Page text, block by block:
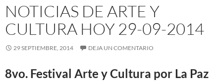
NOTICIAS DE ARTE Y
CULTURA HOY 29-09-2014
29 SEPTIEMBRE, 2014 DEJA UN COMENTARIO
8vo. Festival Arte y Cultura por La Paz